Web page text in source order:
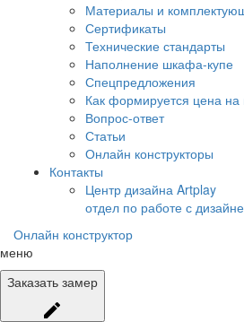
Материалы и
Сертификаты
Технические стандарты
Наполнение шкафа-купе
Спецпредложения
Как формируется цена на
Вопрос-ответ
Статьи
Онлайн конструкторы
Контакты
Центр дизайна Artplay
отдел по работе с
Онлайн конструктор
меню
Заказать замер